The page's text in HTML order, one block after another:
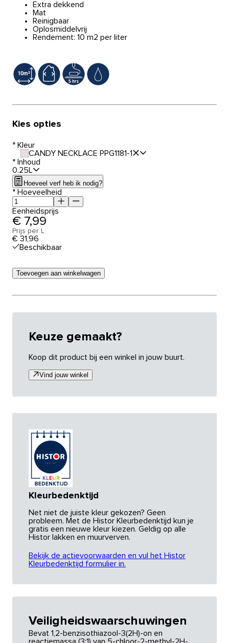
Extra dekkend
Mat
Reinigbaar
Oplosmiddelvrij
Rendement: 10 m2 per liter
Kies opties
* Kleur
CANDY NECKLACE PPG1181-1
* Inhoud
0.25L
Hoeveel verf heb ik nodig?
* Hoeveelheid
Eenheidsprijs
€ 7,99
Prijs per L:
€ 31,96
Beschikbaar
Toevoegen aan winkelwagen
Keuze gemaakt?
Koop dit product bij een winkel in jouw buurt.
Vind jouw winkel
Kleurbedenktijd
Net niet de juiste kleur gekozen? Geen
probleem. Met de Histor Kleurbedenktijd kun je
gratis een nieuwe kleur kiezen. Geldig op alle
Histor lakken en muurverven.
Bekijk de actievoorwaarden en vul het Histor
Kleurbedenktijd formulier in.
Veiligheidswaarschuwingen
Bevat 1,2-benzisothiazool-3(2H)-on en
reactiemassa (3:1) van 5-chloor-2-methyl-2H-